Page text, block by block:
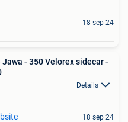
18 sep 24
Jawa - 350 Velorex sidecar -
Details
18 sep 24